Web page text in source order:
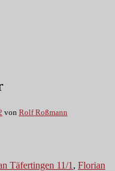
von Rolf Roßmann
Täfertingen 11/1 , Florian